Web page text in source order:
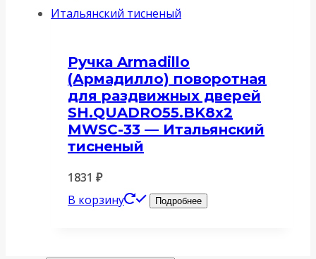
Ручка Armadillo
(Армадилло) поворотная
для раздвижных дверей
SH.QUADRO55.BK8х2
MWSC-33 — Итальянский
тисненый
1831 ₽
В корзину
Подробнее